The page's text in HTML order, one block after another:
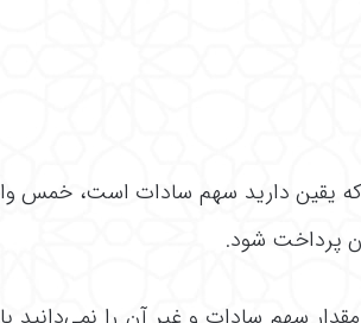
یقین دارید سهم سادات است، خمس
پرداخت شود.